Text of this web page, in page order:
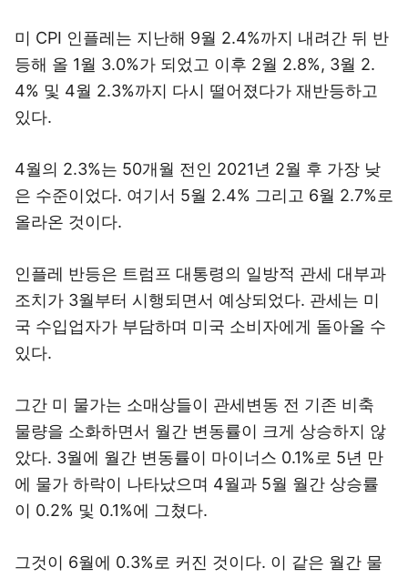
미 CPI 인플레는 지난해 9월 2.4%까지 내려간 뒤 반
등해 올 1월 3.0%가 되었고 이후 2월 2.8%, 3월 2.
4% 및 4월 2.3%까지 다시 떨어졌다가 재반등하고
있다.
4월의 2.3%는 50개월 전인 2021년 2월 후 가장 낮
은 수준이었다. 여기서 5월 2.4% 그리고 6월 2.7%로
올라온 것이다.
인플레 반등은 트럼프 대통령의 일방적 관세 대부과
조치가 3월부터 시행되면서 예상되었다. 관세는 미
국 수입업자가 부담하며 미국 소비자에게 돌아올 수
있다.
그간 미 물가는 소매상들이 관세변동 전 기존 비축
물량을 소화하면서 월간 변동률이 크게 상승하지 않
았다. 3월에 월간 변동률이 마이너스 0.1%로 5년 만
에 물가 하락이 나타났으며 4월과 5월 월간 상승률
이 0.2% 및 0.1%에 그쳤다.
그것이 6월에 0.3%로 커진 것이다. 이 같은 월간 물